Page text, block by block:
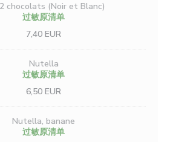
chocolats (Noir et Blanc)
过敏原清单
7,40 EUR
Nutella
过敏原清单
6,50 EUR
Nutella, banane
过敏原清单